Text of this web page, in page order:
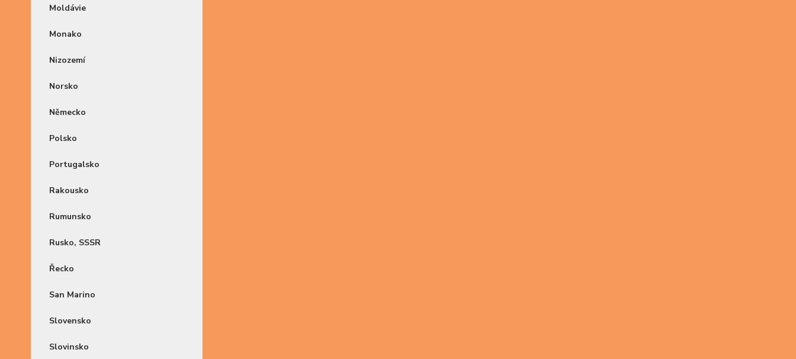
Moldávie
Monako
Nizozemí
Norsko
Německo
Polsko
Portugalsko
Rakousko
Rumunsko
Rusko, SSSR
Řecko
San Marino
Slovensko
Slovinsko